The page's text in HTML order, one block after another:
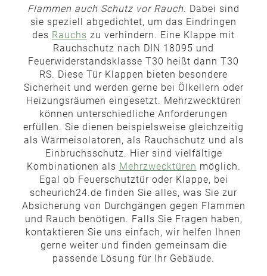
Flammen auch Schutz vor Rauch. Dabei sind
sie speziell abgedichtet, um das Eindringen
des Rauchs zu verhindern. Eine Klappe mit
Rauchschutz nach DIN 18095 und
Feuerwiderstandsklasse T30 heißt dann T30
RS. Diese Tür Klappen bieten besondere
Sicherheit und werden gerne bei Ölkellern oder
Heizungsräumen eingesetzt. Mehrzwecktüren
können unterschiedliche Anforderungen
erfüllen. Sie dienen beispielsweise gleichzeitig
als Wärmeisolatoren, als Rauchschutz und als
Einbruchsschutz. Hier sind vielfältige
Kombinationen als Mehrzwecktüren möglich.
Egal ob Feuerschutztür oder Klappe, bei
scheurich24.de finden Sie alles, was Sie zur
Absicherung von Durchgängen gegen Flammen
und Rauch benötigen. Falls Sie Fragen haben,
kontaktieren Sie uns einfach, wir helfen Ihnen
gerne weiter und finden gemeinsam die
passende Lösung für Ihr Gebäude.